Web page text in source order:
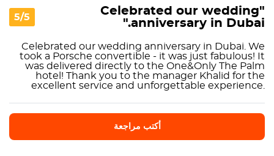
5/5
"Celebrated our wedding
anniversary in Dubai."
Celebrated our wedding anniversary in Dubai. We
took a Porsche convertible - it was just fabulous! It
was delivered directly to the One&Only The Palm
hotel! Thank you to the manager Khalid for the
excellent service and unforgettable experience.
أكتب مراجعة